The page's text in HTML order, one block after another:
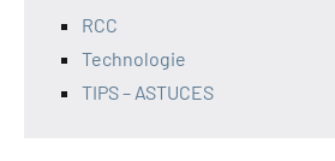
RCC
Technologie
TIPS – ASTUCES